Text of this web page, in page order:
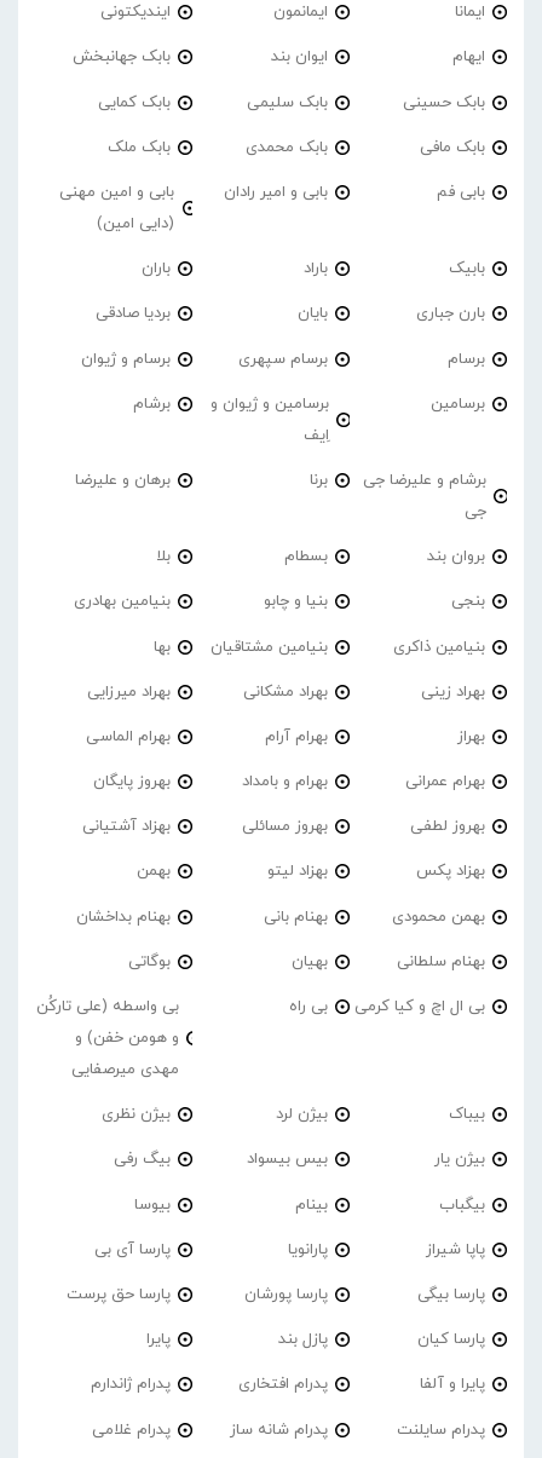
ایمانا ایمانمون ایندیکتونی
ایهام ایوان بند بابک جهانبخش
بابک حسینی بابک سلیمی بابک کمایی
بابک مافی بابک محمدی بابک ملک
بابی فم بابی و امیر رادان
بابی و امین مهنی
(دایی امین)
بابیک باراد باران
بارن جباری بایان بردیا صادقی
برسام برسام سپهری برسام و ژیوان
برسامین
برسامین و ژیوان و
اِیف
برشام
برشام و علیرضا جی
جی
برنا برهان و علیرضا
بروان بند بسطام بلا
بنجی بنیا و چابو بنیامین بهادری
بنیامین ذاکری بنیامین مشتاقیان بها
بهراد زینی بهراد مشکانی بهراد میرزایی
بهراز بهرام آرام بهرام الماسی
بهرام عمرانی بهرام و بامداد بهروز پایگان
بهروز لطفی بهروز مسائلی بهزاد آشتیانی
بهزاد پکس بهزاد لیتو بهمن
بهمن محمودی بهنام بانی بهنام بداخشان
بهنام سلطانی بهیان بوگاتی
بی ال اچ و کیا کرمی بی راه
بی واسطه (علی تارکُن
و هومن خفن) و
مهدی میرصفایی
بیباک بیژن لرد بیژن نظری
بیژن یار بیس بیسواد بیگ رفی
بیگباب بینام بیوسا
پاپا شیراز پارانویا پارسا آی بی
پارسا بیگی پارسا پورشان پارسا حق پرست
پارسا کیان پازل بند پایرا
پایرا و آلفا پدرام افتخاری پدرام ژاندارم
پدرام‌ سایلنت پدرام شانه ساز پدرام غلامی